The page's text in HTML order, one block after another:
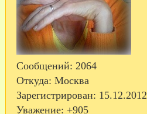
Сообщений: 2064
Откуда: Москва
Зарегистрирован: 15.12.2012
Уважение: +905